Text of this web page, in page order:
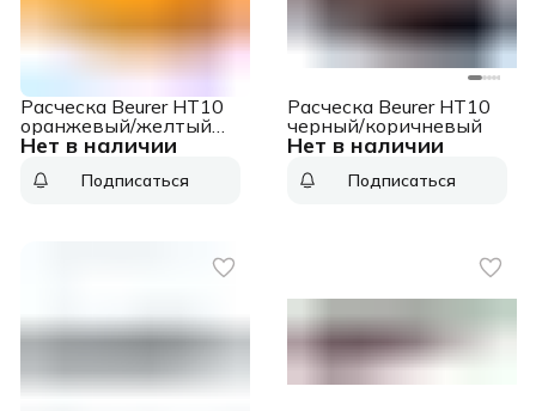
Нет в наличии
Расческа Beurer HT10
оранжевый/желтый
(591.06)
Подписаться
Нет в наличии
Расческа Beurer HT10
черный/коричневый
Подписаться